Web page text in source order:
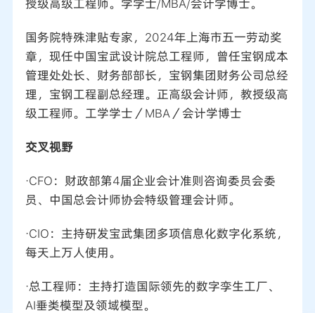
授级高级工程师。学学士/MBA/会计学博士。
国务院特殊津贴专家，2024年上海市五一劳动奖
章，现任中国宝武设计院总工程师，曾任宝钢成本
管理处处长、财务部部长，宝钢集团财务公司总经
理，宝钢工程副总经理。正高级会计师，教授级高
级工程师。工学学士／MBA／会计学博士
交叉视野
·CFO：财政部第4届企业会计准则咨询委员会委
员、中国总会计师协会特级管理会计师。
·CIO：主持研发宝武集团多项信息化数字化系统，
每天上万人使用。
·总工程师：主持打造国际领先的数字孪生工厂、
AI垂类模型及领域模型。